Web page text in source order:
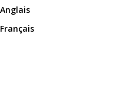
Anglais
Français